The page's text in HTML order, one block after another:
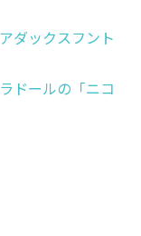
ダックスフント
ドールの「ニコ